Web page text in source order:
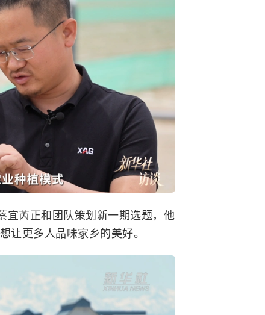
芮正和团队策划新一期选题，他
让更多人品味家乡的美好。